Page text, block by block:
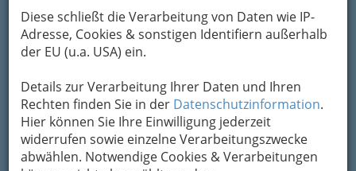
Diese schließt die Verarbeitung von Daten wie IP-
Adresse, Cookies & sonstigen Identifiern außerhalb
der EU (u.a. USA) ein.
Details zur Verarbeitung Ihrer Daten und Ihren
Rechten finden Sie in der Datenschutzinformation.
Hier können Sie Ihre Einwilligung jederzeit
widerrufen sowie einzelne Verarbeitungszwecke
abwählen. Notwendige Cookies & Verarbeitungen
Kontaktaufnahme
Um die Info-Graz Firmenvor Spam-Mails zu
bewahren, verwenden wir an dieser Stelle zur
Übermittlung Ihrer Nachricht ein sicheres
Formular. Ihre Nachricht wird nach dem
Absenden umgehend per Mail an das